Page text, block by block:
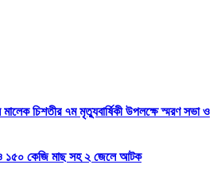
চিশতীর ৭ম মৃত্যুবার্ষিকী উপলক্ষে স্মরণ সভা ও
১৫০ কেজি মাছ সহ ২ জেলে আটক